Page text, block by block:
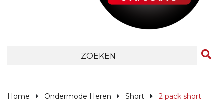
Home Ondermode Heren Short 2 pack short